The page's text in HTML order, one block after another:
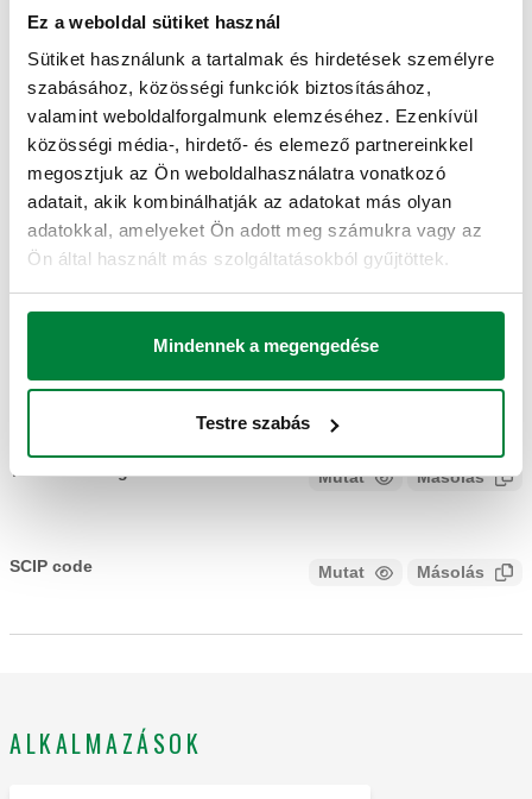
Ez a weboldal sütiket használ
Sütiket használunk a tartalmak és hirdetések személyre
szabásához, közösségi funkciók biztosításához,
valamint weboldalforgalmunk elemzéséhez. Ezenkívül
közösségi média-, hirdető- és elemező partnereinkkel
megosztjuk az Ön weboldalhasználatra vonatkozó
adatait, akik kombinálhatják az adatokat más olyan
adatokkal, amelyeket Ön adott meg számukra vagy az
Ön által használt más szolgáltatásokból gyűjtöttek.
Mindennek a megengedése
Testre szabás
Termékkód Megjegyzés
636024 Névleges erő 1000 N 24 V AC
DWG DXF PDF
3D modellek
Tender szövege Mutat Másolás
karimás szabályozó szelepekhez. Környezeti hőmérséklet
SCIP code Mutat Másolás
ALKALMAZÁSOK